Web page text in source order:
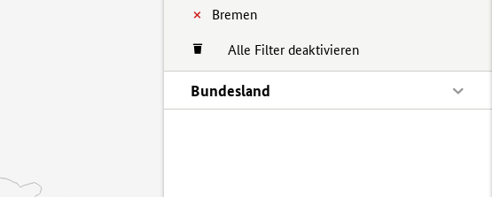
Bremen
Alle Filter deaktivieren
Bundesland